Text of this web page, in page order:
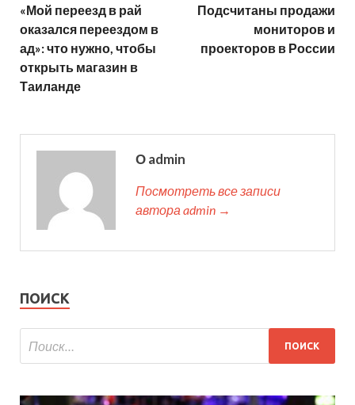
«Мой переезд в рай
оказался переездом в
ад»: что нужно, чтобы
открыть магазин в
Таиланде
Подсчитаны продажи
мониторов и
проекторов в России
О admin
Посмотреть все записи
автора admin →
ПОИСК